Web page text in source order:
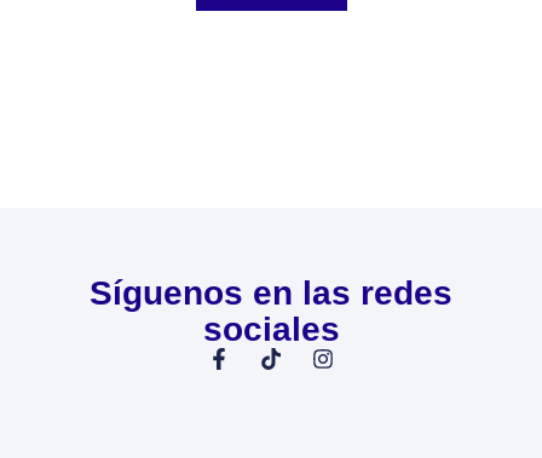
Síguenos en las redes
sociales